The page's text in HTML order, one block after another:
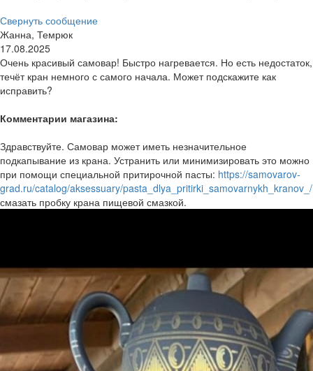
Свернуть сообщение
Жанна, Темрюк
17.08.2025
Очень красивый самовар! Быстро нагревается. Но есть недостаток,
течёт кран немного с самого начала. Может подскажите как
исправить?
Комментарии магазина:
Здравствуйте. Самовар может иметь незначительное
подкапывание из крана. Устранить или минимизировать это можно
при помощи специальной притирочной пасты: https://samovarov-
grad.ru/catalog/aksessuary/pasta_dlya_pritirki_samovarnykh_kranov_/
смазать пробку крана пищевой смазкой.